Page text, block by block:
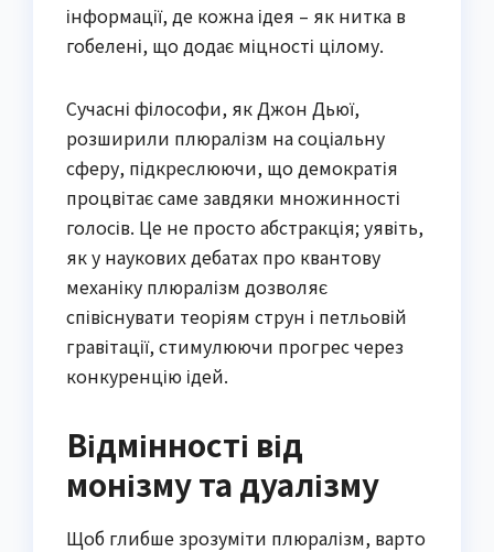
інформації, де кожна ідея – як нитка в
гобелені, що додає міцності цілому.
Сучасні філософи, як Джон Дьюї,
розширили плюралізм на соціальну
сферу, підкреслюючи, що демократія
процвітає саме завдяки множинності
голосів. Це не просто абстракція; уявіть,
як у наукових дебатах про квантову
механіку плюралізм дозволяє
співіснувати теоріям струн і петльовій
гравітації, стимулюючи прогрес через
конкуренцію ідей.
Відмінності від
монізму та дуалізму
Щоб глибше зрозуміти плюралізм, варто